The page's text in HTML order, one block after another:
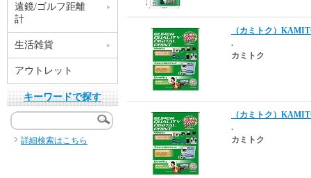
（カミトク）
.
カミトク
（カミトク）
.
カミトク
遠鏡/ゴルフ距離
計
生活雑貨
アウトレット
キーワードで探す
詳細検索はこちら